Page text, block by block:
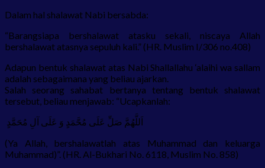
Dalam hal shalawat Nabi bersabda:
“Barangsiapa bershalawat atasku sekali, niscaya Allah
bershalawat atasnya sepuluh kali.” (HR. Muslim I/306 no.408)
Adapun bentuk shalawat atas Nabi Shallallahu ‘alaihi wa sallam
adalah sebagaimana yang beliau ajarkan.
Salah seorang sahabat bertanya tentang bentuk shalawat
tersebut, beliau menjawab: “Ucapkanlah:
‎ اَللَّهُمَّ صَلِّ عَلَى مُحَّمَدٍ وَ عَلَى آلِ مُحَمَّدٍ
(Ya Allah, bershalawatlah atas Muhammad dan keluarga
Muhammad)”. (HR. Al-Bukhari No. 6118, Muslim No. 858)